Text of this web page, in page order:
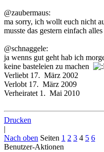
@zaubermaus:
ma sorry, ich wollt euch nicht
musste das gestern einfach
@schnaggele:
ja wenns gut geht hab ich
keine basteleien zu machen
Verliebt 17. März 2002
Verlobt 17. März 2009
Verheiratet 1. Mai 2010
Drucken
Nach oben Seiten 1 2 3 4 5 6
Benutzer-Aktionen